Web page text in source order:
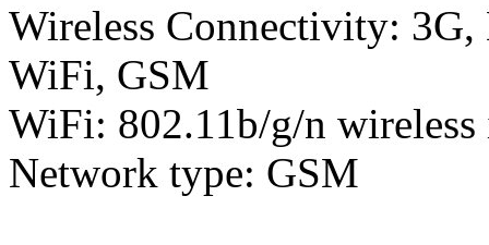
Wireless Connectivity:
WiFi, GSM
WiFi: 802.11b/g/n wireless
Network type: GSM